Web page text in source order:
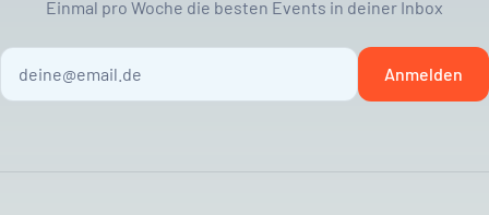
Einmal pro Woche die besten Events in deiner Inbox
Anmelden